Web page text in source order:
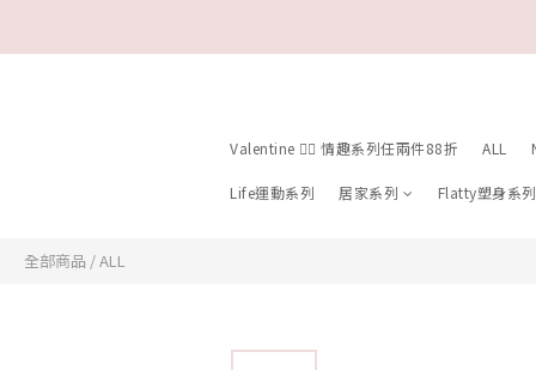
Valentine ❤️‍🔥 情趣系列任兩件88折 ALL
Life運動系列 居家系列 Flatty塑身系列
全部商品 /ALL